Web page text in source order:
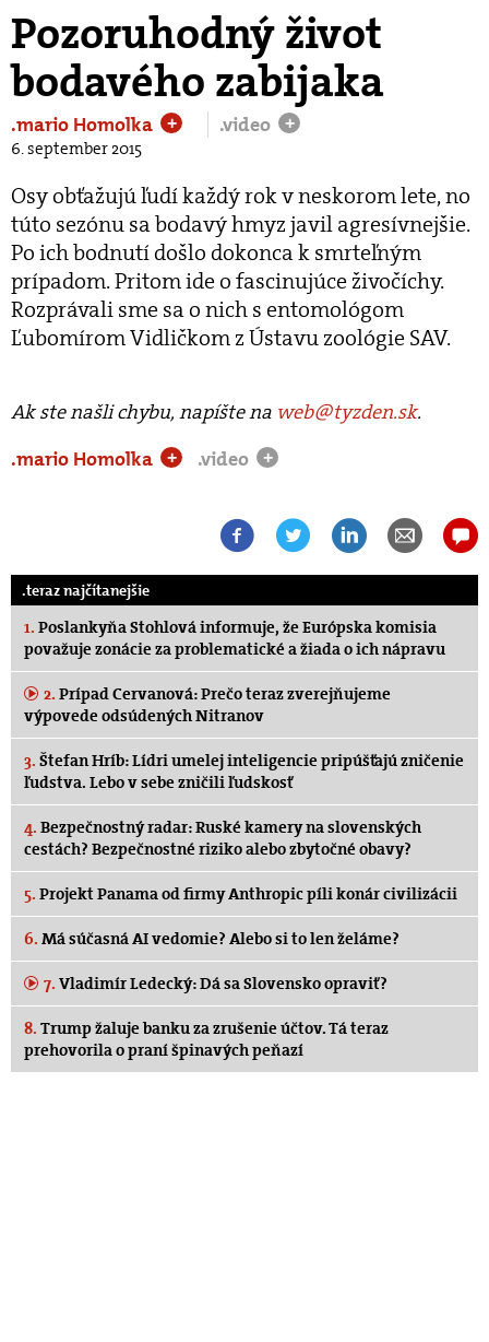
Pozoruhodný život
bodavého zabijaka
.mario Homolka + .video +
6. september 2015
Osy obťažujú ľudí každý rok v neskorom lete, no
túto sezónu sa bodavý hmyz javil agresívnejšie.
Po ich bodnutí došlo dokonca k smrteľným
prípadom. Pritom ide o fascinujúce živočíchy.
Rozprávali sme sa o nich s entomológom
Ľubomírom Vidličkom z Ústavu zoológie SAV.
Ak ste našli chybu, napíšte na web@tyzden.sk.
.mario Homolka
+ .video +
.teraz najčítanejšie
1. Poslankyňa Stohlová informuje, že Európska komisia
považuje zonácie za problematické a žiada o ich nápravu
2. Prípad Cervanová: Prečo teraz zverejňujeme
výpovede odsúdených Nitranov
3. Štefan Hríb: Lídri umelej inteligencie pripúšťajú zničenie
ľudstva. Lebo v sebe zničili ľudskosť
4. Bezpečnostný radar: Ruské kamery na slovenských
cestách? Bezpečnostné riziko alebo zbytočné obavy?
5. Projekt Panama od firmy Anthropic píli konár civilizácii
6. Má súčasná AI vedomie? Alebo si to len želáme?
7. Vladimír Ledecký: Dá sa Slovensko opraviť?
8. Trump žaluje banku za zrušenie účtov. Tá teraz
prehovorila o praní špinavých peňazí